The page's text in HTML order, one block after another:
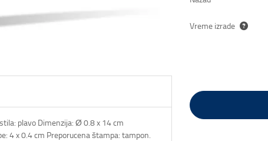
plavo Dimenzija: Ø 0.8 x 14 cm
4 x 0.4 cm Preporucena štampa: tampon.
Vreme izrade